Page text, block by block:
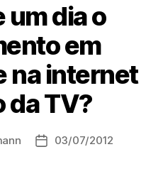
um dia o
em
na internet
da TV?
Data03/07/2012